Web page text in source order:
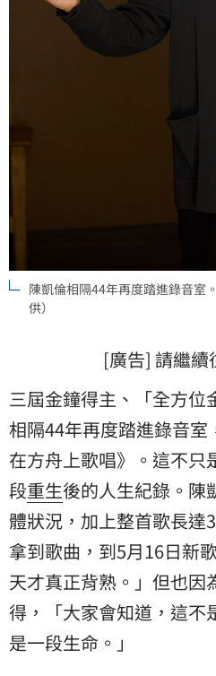
陳凱倫相隔44年再度踏進錄音室
供）
[廣告] 請繼
三屆金鐘得主、「全方位
相隔44年再度踏進錄音
在方舟上歌唱》。這不只
段重生後的人生紀錄。陳
體狀況，加上整首歌長達
拿到歌曲，到5月16日新
天才真正背熟。」但也因
得，「大家會知道，這不
是一段生命。」